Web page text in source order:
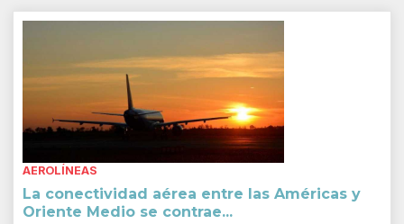
AEROLÍNEAS
La conectividad aérea entre las Américas y
Oriente Medio se contrae...